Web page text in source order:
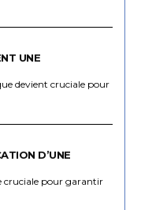
UNE
devient cruciale pour
D’UNE
cruciale pour garantir